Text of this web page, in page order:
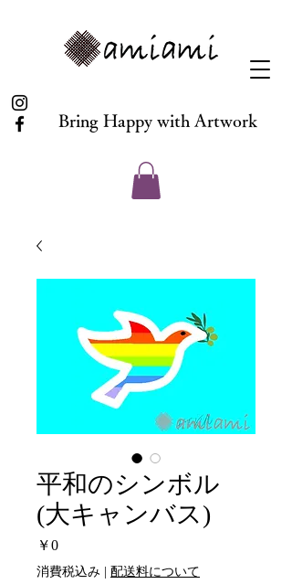
Bring Happy with Artwork
平和のシンボル
(大キャンバス)
￥0価
格
消費税込み | 配送料について